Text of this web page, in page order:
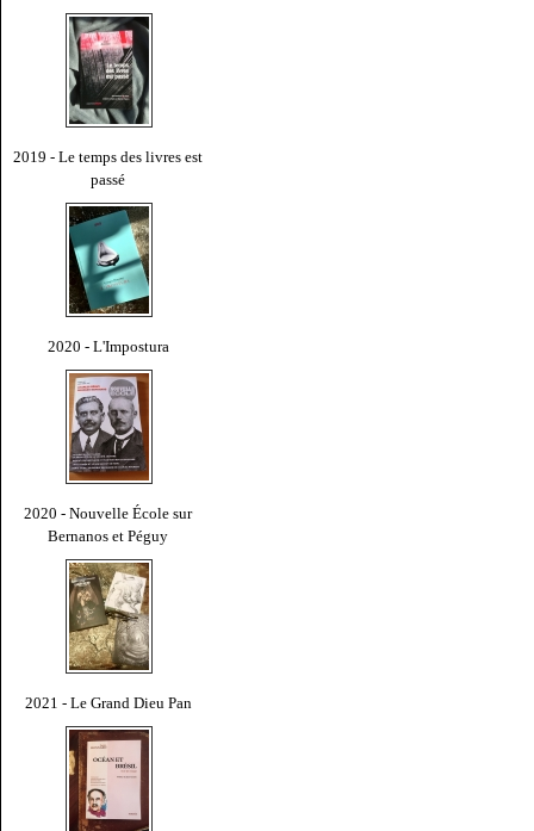
2019 - Le temps des livres est
passé
2020 - L'Impostura
2020 - Nouvelle École sur
Bernanos et Péguy
2021 - Le Grand Dieu Pan